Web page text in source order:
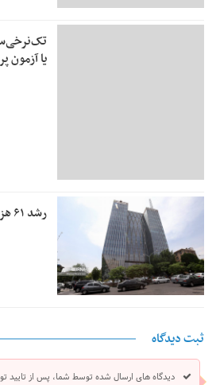
یا آزمون
رشد ۶۱ هزار واحدی شاخص بورس
ثبت دیدگاه
دیدگاه های ارسال شده توسط شما، پس از تایید